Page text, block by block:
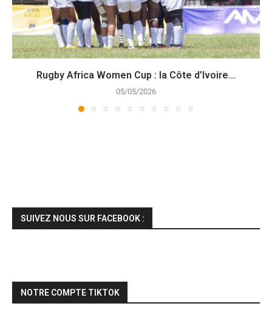
Rugby Africa Women Cup : la Côte d’Ivoire...
05/05/2026
SUIVEZ NOUS SUR FACEBOOK :
NOTRE COMPTE TIKTOK